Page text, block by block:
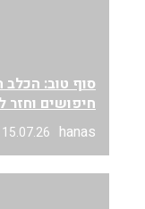
סוף טוב:
חיפושים וחזר
hanas
15.07.26